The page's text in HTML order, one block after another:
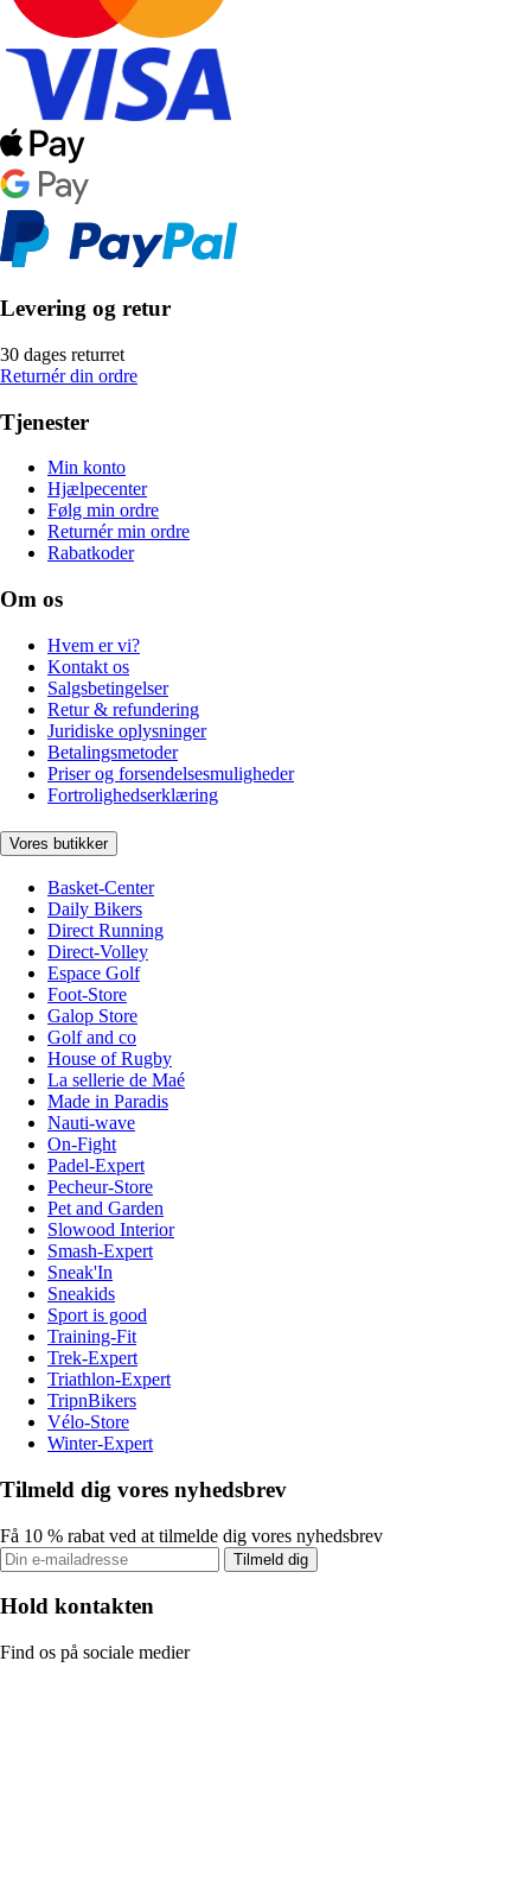
Levering og retur
30 dages returret
Returnér din ordre
Tjenester
Min konto
Hjælpecenter
Følg min ordre
Returnér min ordre
Rabatkoder
Om os
Hvem er vi?
Kontakt os
Salgsbetingelser
Retur & refundering
Juridiske oplysninger
Betalingsmetoder
Priser og forsendelsesmuligheder
Fortrolighedserklæring
Vores butikker
Basket-Center
Daily Bikers
Direct Running
Direct-Volley
Espace Golf
Foot-Store
Galop Store
Golf and co
House of Rugby
La sellerie de Maé
Made in Paradis
Nauti-wave
On-Fight
Padel-Expert
Pecheur-Store
Pet and Garden
Slowood Interior
Smash-Expert
Sneak'In
Sneakids
Sport is good
Training-Fit
Trek-Expert
Triathlon-Expert
TripnBikers
Vélo-Store
Winter-Expert
Tilmeld dig vores nyhedsbrev
Få 10 % rabat ved at tilmelde dig vores nyhedsbrev
Tilmeld dig
Hold kontakten
Find os på sociale medier